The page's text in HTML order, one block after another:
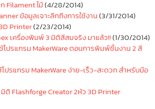
Filament ไม้(4/28/2014)
ข้อมูลเจาะลึกถึงการใช้งาน(3/31/2014)
Printer(2/23/2014)
เครื่องพิมพ์ 3 มิติสีสมจริง มาแล้ว!!(1/30/2014)
โปรแกรม MakerWare ตอนการพิมพ์ชิ้นงาน 2 สี
โปรแกรม MakerWare ง่าย-เร็ว-สะดวก สำหรับมือ
ติ Flashforge Creator 2หัว 3D Printer